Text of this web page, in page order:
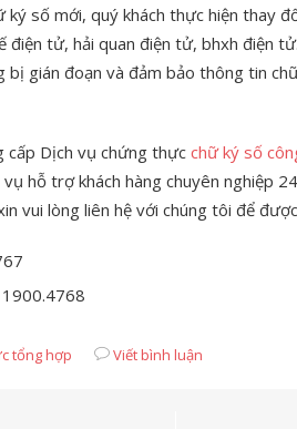
ký số mới, quý khách thực hiện thay
điện tử, hải quan điện tử, bhxh điện
bị gián đoạn và đảm bảo thông tin
cấp Dịch vụ chứng thực chữ ký số
hỗ trợ khách hàng chuyên nghiệp
vui lòng liên hệ với chúng tôi để
tổng hợp Viết bình luận